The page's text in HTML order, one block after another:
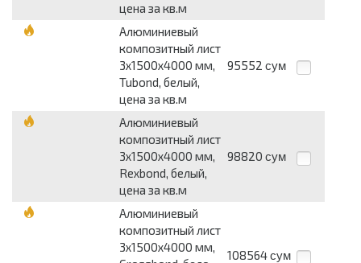
цена за кв.м
Алюминиевый
композитный лист
3х1500х4000 мм,
Tubond, белый,
цена за кв.м
95552 сум
Алюминиевый
композитный лист
3х1500х4000 мм,
Rexbond, белый,
цена за кв.м
98820 сум
Алюминиевый
композитный лист
3х1500х4000 мм,
108564 сум